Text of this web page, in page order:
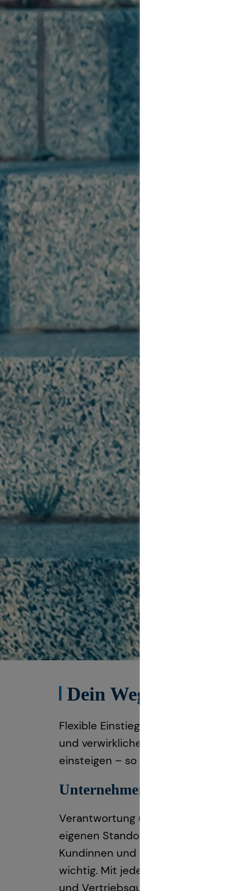
Dein Weg mit uns:
Flexible Einstiegsmöglichkeiten,
und verwirkliche dich selbst! Du
einsteigen – so wie es zu deinen
Unternehmer im
Verantwortung übernehmen, ein
eigenen Standort: So sehen wir
Kundinnen und Kunden, aber
wichtig. Mit jeder nächsten
und Vertriebsqualifikationen. Bei